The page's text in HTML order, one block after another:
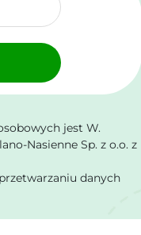
jest W.
Nasienne Sp. z o.o. z
danych